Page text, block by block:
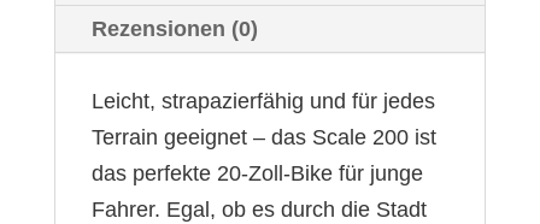
Rezensionen (0)
Leicht, strapazierfähig und für jedes
Terrain geeignet – das Scale 200 ist
das perfekte 20-Zoll-Bike für junge
Fahrer. Egal, ob es durch die Stadt